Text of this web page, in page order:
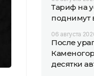
Тариф на
поднимут
06 августа
После
десятки